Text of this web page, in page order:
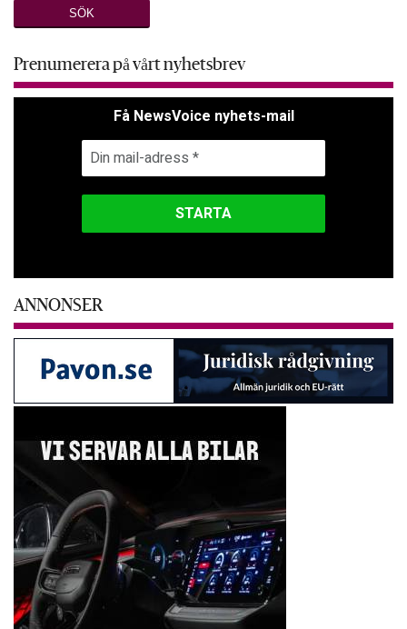
Prenumerera på vårt nyhetsbrev
Få NewsVoice nyhets-mail
ANNONSER